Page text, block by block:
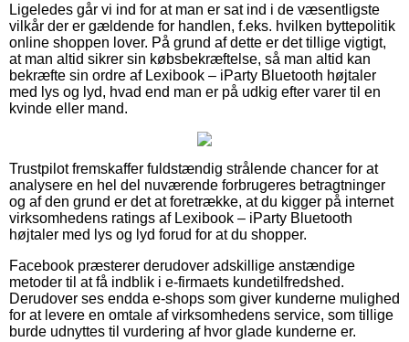
Ligeledes går vi ind for at man er sat ind i de væsentligste
vilkår der er gældende for handlen, f.eks. hvilken byttepolitik
online shoppen lover. På grund af dette er det tillige vigtigt,
at man altid sikrer sin købsbekræftelse, så man altid kan
bekræfte sin ordre af Lexibook – iParty Bluetooth højtaler
med lys og lyd, hvad end man er på udkig efter varer til en
kvinde eller mand.
Trustpilot fremskaffer fuldstændig strålende chancer for at
analysere en hel del nuværende forbrugeres betragtninger
og af den grund er det at foretrække, at du kigger på internet
virksomhedens ratings af Lexibook – iParty Bluetooth
højtaler med lys og lyd forud for at du shopper.
Facebook præsterer derudover adskillige anstændige
metoder til at få indblik i e-firmaets kundetilfredshed.
Derudover ses endda e-shops som giver kunderne mulighed
for at levere en omtale af virksomhedens service, som tillige
burde udnyttes til vurdering af hvor glade kunderne er.